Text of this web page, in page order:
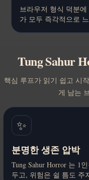
브라우저 형식 덕분
가 모두 즉각적으로
Tung Sahur
핵심 루프가 읽기 쉽고 시
게 남는
✨
분명한 생존 압박
Tung Sahur Horror 는 1
두고, 위험은 쉴 틈도 주